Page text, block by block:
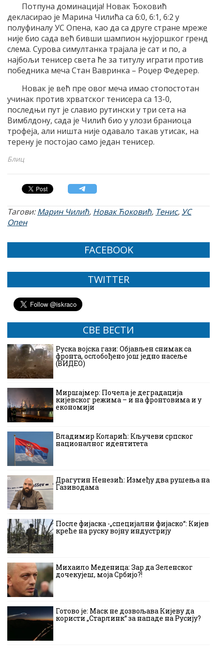
Потпуна доминација! Новак Ђоковић
декласирао је Марина Чилића са 6:0, 6:1, 6:2 у
полуфиналу УС Опена, као да са друге стране мреже
није био сада већ бивши шампион њујоршког гренд
слема. Сурова симултанка трајала је сат и по, а
најбољи тенисер света ће за титулу играти против
победника меча Стан Вавринка – Роџер Федерер.
Новак је већ пре овог меча имао стопостотан
учинак против хрватског тенисера са 13-0,
последњи пут је славио рутински у три сета на
Вимблдону, сада је Чилић био у улози браниоца
трофеја, али ништа није одавало такав утисак, на
терену је постојао само један тенисер.
Блиц
Тагови:Марин Чилић, Новак Ћоковић, Тенис,УС
Опен
FACEBOOK
TWITTER
СВЕ ВЕСТИ
Руска војска гази: Објављен снимак са
фронта, ослобођено још једно насеље
(ВИДЕО)
Миршајмер: Почела је деградација
кијевског режима – и на фронтовима и у
економији
Владимир Коларић: Кључеви српског
националног идентитета
Драгутин Ненезић: Између два рушења на
Газиводама
После фијаска -„специјални фијаско“: Кијев
креће на руску војну индустрију
Михаило Меденица: Зар да Зеленског
дочекујеш, моја Србијо?!
Готово је: Маск не дозвољава Кијеву да
користи „Старлинк“ за нападе на Русију?